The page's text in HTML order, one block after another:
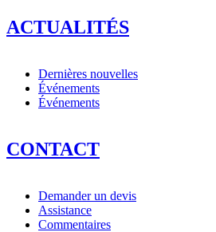
ACTUALITÉS
Dernières nouvelles
Événements
Événements
CONTACT
Demander un devis
Assistance
Commentaires